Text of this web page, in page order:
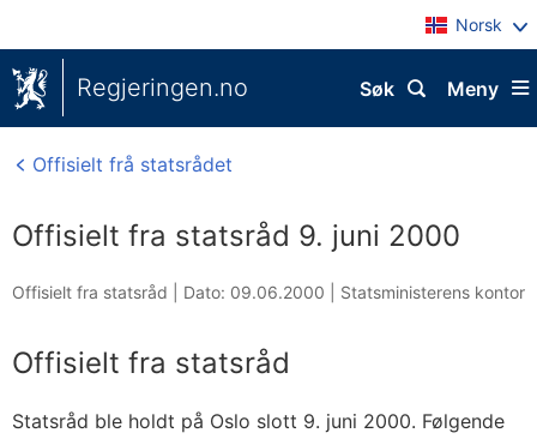
Norsk
Regjeringen.no Meny
Søk
Offisielt frå statsrådet
Offisielt fra statsråd 9. juni 2000
Offisielt fra statsråd | Dato: 09.06.2000 Statsministerens kontor
Offisielt fra statsråd
Statsråd ble holdt på Oslo slott 9. juni 2000. Følgende